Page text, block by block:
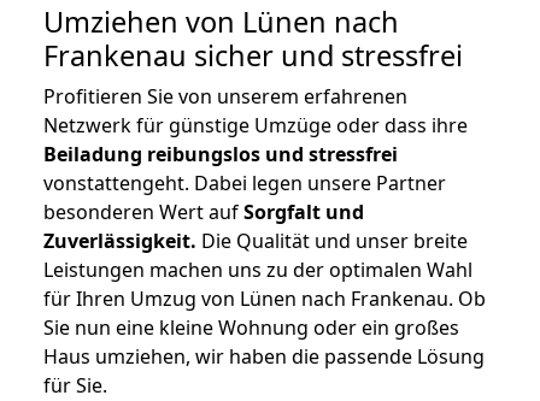
Umziehen von Lünen nach
Frankenau sicher und stressfrei
Profitieren Sie von unserem erfahrenen
Netzwerk für günstige Umzüge oder dass ihre
Beiladung reibungslos und stressfrei
vonstattengeht. Dabei legen unsere Partner
besonderen Wert aufSorgfalt und
Zuverlässigkeit. Die Qualität und unser breite
Leistungen machen uns zu der optimalen Wahl
für Ihren Umzug von Lünen nach Frankenau. Ob
Sie nun eine kleine Wohnung oder ein großes
Haus umziehen, wir haben die passende Lösung
für Sie.